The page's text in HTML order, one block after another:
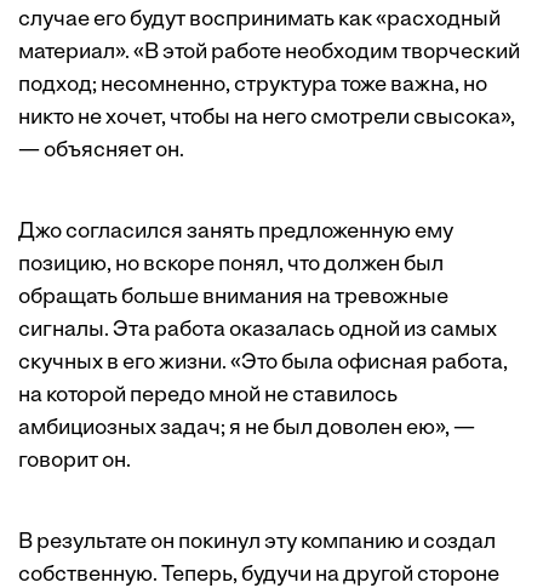
случае его будут воспринимать как «расходный
материал». «В этой работе необходим творческий
подход; несомненно, структура тоже важна, но
никто не хочет, чтобы на него смотрели свысока»,
— объясняет он.
Джо согласился занять предложенную ему
позицию, но вскоре понял, что должен был
обращать больше внимания на тревожные
сигналы. Эта работа оказалась одной из самых
скучных в его жизни. «Это была офисная работа,
на которой передо мной не ставилось
амбициозных задач; я не был доволен ею», —
говорит он.
В результате он покинул эту компанию и создал
собственную. Теперь, будучи на другой стороне